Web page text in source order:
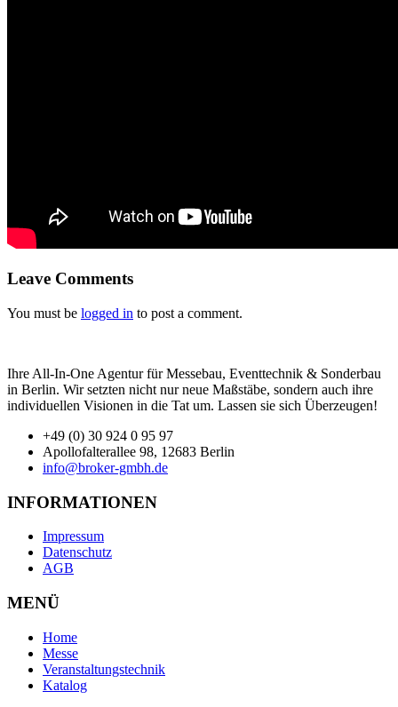
Leave Comments
You must be logged in to post a comment.
Ihre All-In-One Agentur für Messebau, Eventtechnik & Sonderbau
in Berlin. Wir setzten nicht nur neue Maßstäbe, sondern auch ihre
individuellen Visionen in die Tat um. Lassen sie sich Überzeugen!
+49 (0) 30 924 0 95 97
Apollofalterallee 98, 12683 Berlin
info@broker-gmbh.de
INFORMATIONEN
Impressum
Datenschutz
AGB
MENÜ
Home
Messe
Veranstaltungstechnik
Katalog